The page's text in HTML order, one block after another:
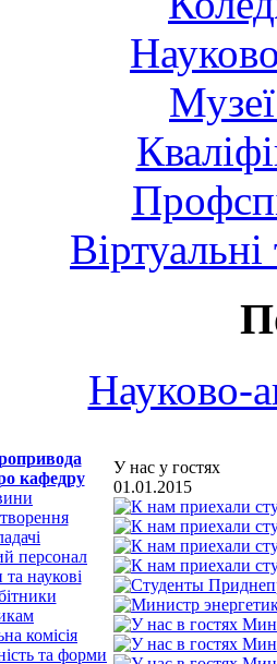
Науково-
кафедру
персонал
наукові
комісія
та форми
У нас у гостях
01.01.2015